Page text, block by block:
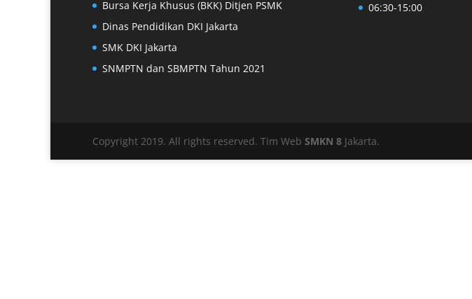
Bursa Kerja Khusus (BKK) Ditjen PSMK
Dinas Pendidikan DKI Jakarta
SMK DKI Jakarta
SNMPTN dan SBMPTN Tahun 2021
06:30-15:00
Copyright 2019. All rights reserved. Tim Web SMKN 8 Jakarta.